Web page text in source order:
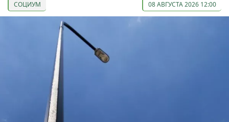
СОЦИУМ 08 АВГУСТА 2026 12:00